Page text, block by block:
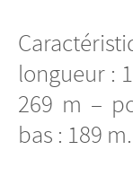
longueur :
269 m –
bas : 189 m.